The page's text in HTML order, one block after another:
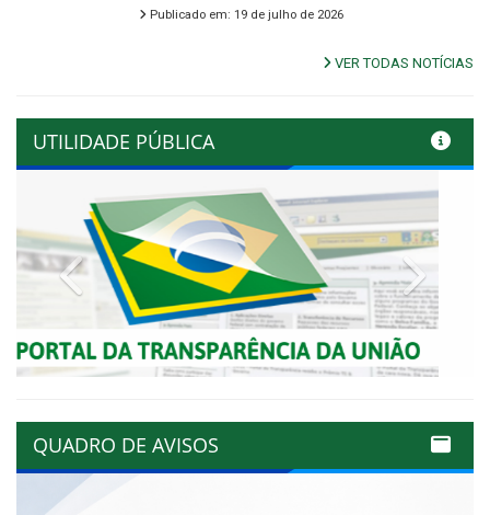
Publicado em: 19 de julho de 2026
VER TODAS NOTÍCIAS
UTILIDADE PÚBLICA
Previous
QUADRO DE AVISOS